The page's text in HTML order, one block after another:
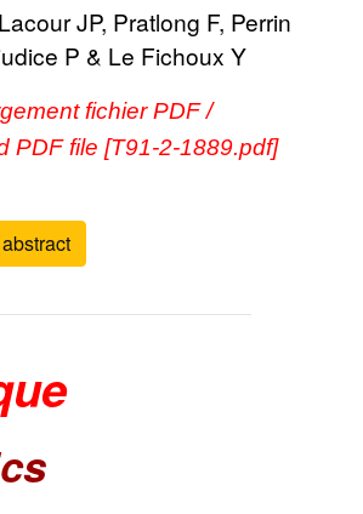
JP, Pratlong F, Perrin
P & Le Fichoux Y
fichier PDF /
PDF file [T91-2-1889.pdf]